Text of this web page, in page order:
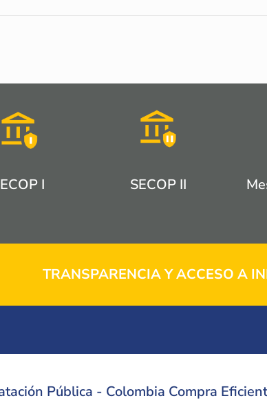
I SECOP II
TRANSPARENCIA Y ACCESO A
Pública - Colombia Compra